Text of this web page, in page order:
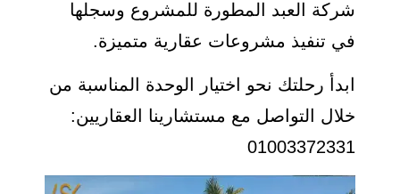
شركة العبد المطورة للمشروع وسجلها
في تنفيذ مشروعات عقارية متميزة.
ابدأ رحلتك نحو اختيار الوحدة المناسبة من
خلال التواصل مع مستشارينا العقاريين:
01003372331